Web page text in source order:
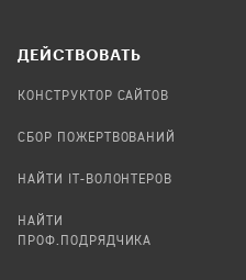
ДЕЙСТВОВАТЬ
КОНСТРУКТОР САЙТОВ
СБОР ПОЖЕРТВОВАНИЙ
НАЙТИ IT-ВОЛОНТЕРОВ
НАЙТИ
ПРОФ.ПОДРЯДЧИКА